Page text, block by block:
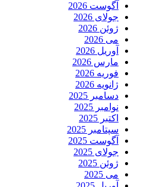
آگوست 2026
جولای 2026
ژوئن 2026
می 2026
آوریل 2026
مارس 2026
فوریه 2026
ژانویه 2026
دسامبر 2025
نوامبر 2025
اکتبر 2025
سپتامبر 2025
آگوست 2025
جولای 2025
ژوئن 2025
می 2025